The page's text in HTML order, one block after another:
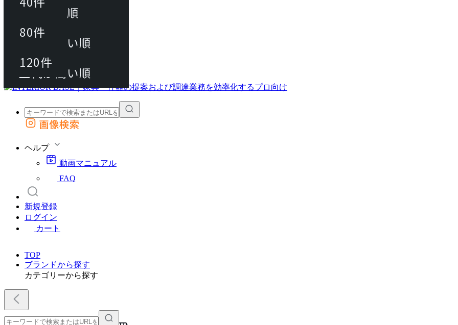
動画マニュアル
FAQ
カート
外部サイトの商品をカートに追加
画像検索
ヘルプ
動画マニュアル
FAQ
新規登録
ログイン
カート
TOP
ブランドから探す
カテゴリーから探す
80件
120件
おすすめ順
上代が安い順
上代が高い順
80件
120件